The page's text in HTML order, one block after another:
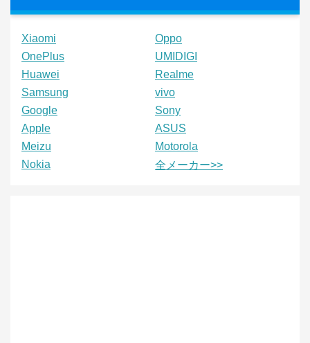
Xiaomi
Oppo
OnePlus
UMIDIGI
Huawei
Realme
Samsung
vivo
Google
Sony
Apple
ASUS
Meizu
Motorola
Nokia
全メーカー>>